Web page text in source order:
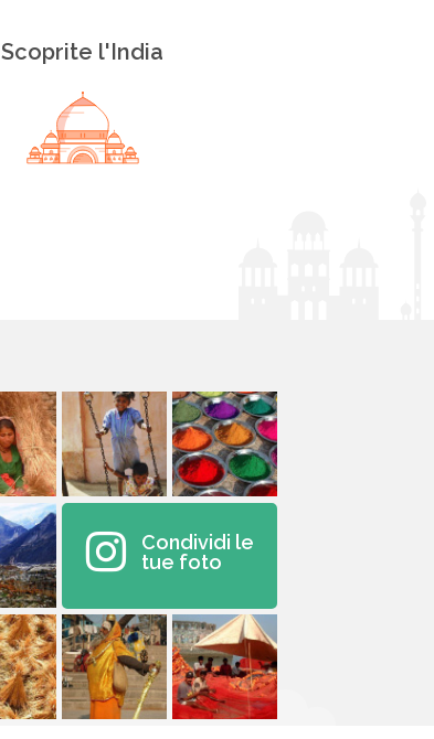
Scoprite l'India
Condividi le
tue foto